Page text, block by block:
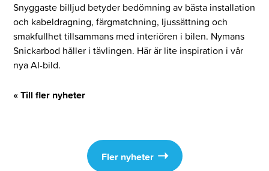
Snyggaste billjud betyder bedömning av bästa installation
och kabeldragning, färgmatchning, ljussättning och
smakfullhet tillsammans med interiören i bilen. Nymans
Snickarbod håller i tävlingen. Här är lite inspiration i vår
nya AI-bild.
« Till fler nyheter
Fler nyheter